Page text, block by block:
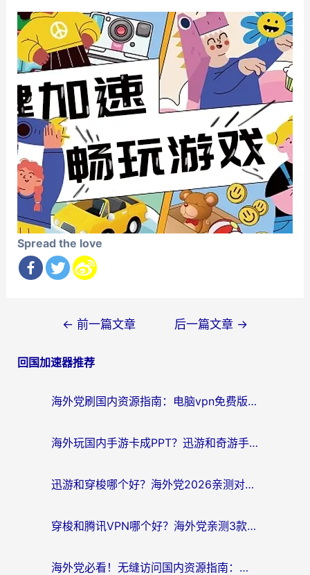
Spread the love
导
← 前一篇文章 后一篇文章 →
回国加速器推荐
海外党刷国内资源指南：电脑vpn免费版真的能用吗？选对加速器才是关键
海外玩国内手游卡成PPT？迅游和奇游手游哪个好？附真实VPN评测及番茄加速器体验
迅游和穿梭哪个好？海外党2026亲测对比+免费vs付费选择指南，附番茄加速器实测体验
穿梭和腾讯VPN哪个好？海外党亲测3款热门回国加速器，附避坑指南
海外党必看！无缝访问国内资源指南：从vpn官网下载到加速器选择（附番茄实测）